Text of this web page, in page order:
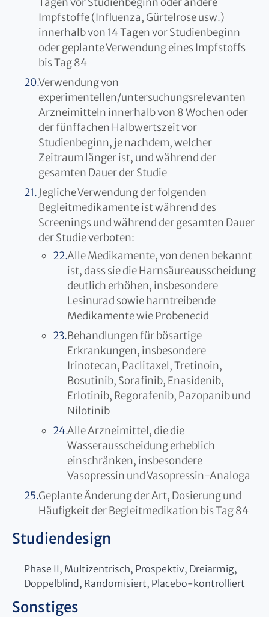
Impfstoffe (Influenza, Gürtelrose usw.)
innerhalb von 14 Tagen vor Studienbeginn
oder geplante Verwendung eines Impfstoffs
bis Tag 84
Verwendung von
experimentellen/untersuchungsrelevanten
Arzneimitteln innerhalb von 8 Wochen oder
der fünffachen Halbwertszeit vor
Studienbeginn, je nachdem, welcher
Zeitraum länger ist, und während der
gesamten Dauer der Studie
Jegliche Verwendung der folgenden
Begleitmedikamente ist während des
Screenings und während der gesamten Dauer
der Studie verboten:
Alle Medikamente, von denen bekannt
ist, dass sie die Harnsäureausscheidung
deutlich erhöhen, insbesondere
Lesinurad sowie harntreibende
Medikamente wie Probenecid
Behandlungen für bösartige
Erkrankungen, insbesondere
Irinotecan, Paclitaxel, Tretinoin,
Bosutinib, Sorafinib, Enasidenib,
Erlotinib, Regorafenib, Pazopanib und
Nilotinib
Alle Arzneimittel, die die
Wasserausscheidung erheblich
einschränken, insbesondere
Vasopressin und Vasopressin-Analoga
Geplante Änderung der Art, Dosierung und
Häufigkeit der Begleitmedikation bis Tag 84
Studiendesign
Phase II, Multizentrisch, Prospektiv, Dreiarmig,
Doppelblind, Randomisiert, Placebo-kontrolliert
Sonstiges